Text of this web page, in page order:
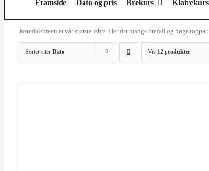
Framside Dato og pris Brekurs Klatrekurs
Jostedalsbreen er vår største isbre. Her det mange brefall og høge toppar.
Sorter etter Dato Vis 12 produkter